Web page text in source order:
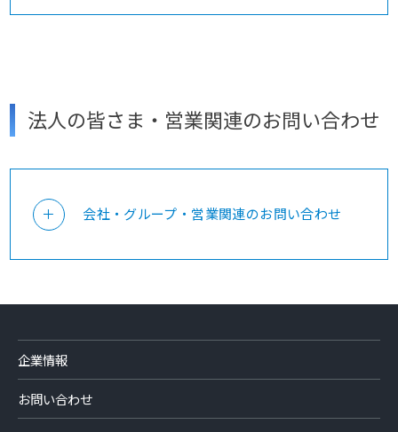
0120-503-027
（土日・祝日、夏季休業・年末年始休業等を除く）
法人の皆さま・営業関連のお問い合わせ
会社・グループ・営業関連のお問い合わせ
企業情報
お問い合わせ